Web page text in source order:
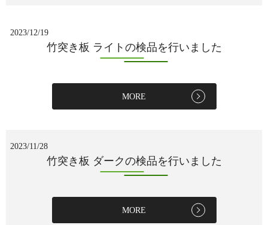
2023/12/19
竹突き板 ライトの検品を行いました
MORE
2023/11/28
竹突き板 ダークの検品を行いました
MORE